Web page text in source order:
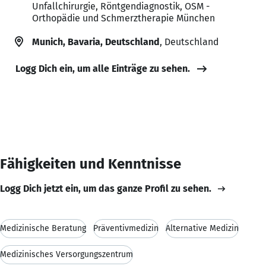
Unfallchirurgie, Röntgendiagnostik, OSM -
Orthopädie und Schmerztherapie München
Munich, Bavaria, Deutschland, Deutschland
Logg Dich ein, um alle Einträge zu sehen.
Fähigkeiten und Kenntnisse
Logg Dich jetzt ein, um das ganze Profil zu sehen.
Medizinische Beratung Präventivmedizin Alternative Medizin
Medizinisches Versorgungszentrum